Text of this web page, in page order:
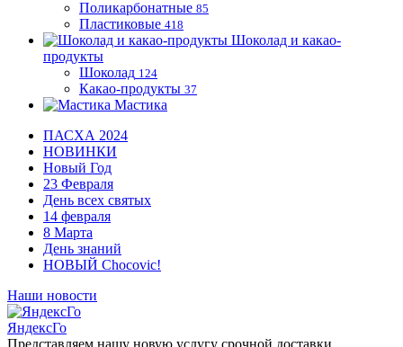
Поликарбонатные 85
Пластиковые 418
Шоколад и какао-
продукты
Шоколад 124
Какао-продукты 37
Мастика
ПАСХА 2024
НОВИНКИ
Новый Год
23 Февраля
День всех святых
14 февраля
8 Марта
День знаний
НОВЫЙ Chocovic!
Наши новости
ЯндексГо
Представляем нашу новую услугу срочной доставки